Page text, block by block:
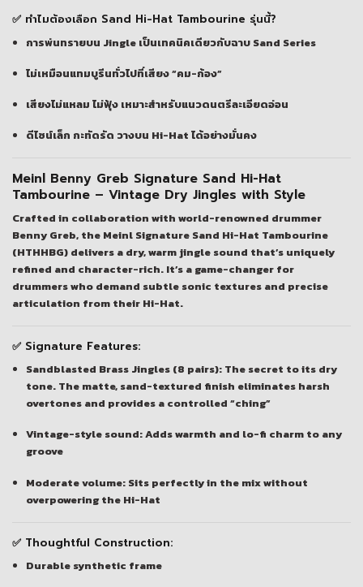
✅ ทำไมต้องเลือก Sand Hi-Hat Tambourine รุ่นนี้?
การพ่นทรายบน Jingle เป็นเทคนิคเดียวกับฉาบ Sand Series
ไม่เหมือนแทมบูรีนทั่วไปที่เสียง “คม-ก้อง”
เสียงไม่แหลม ไม่ฟุ้ง เหมาะสำหรับแนวดนตรีละเอียดอ่อน
ดีไซน์เล็ก กะทัดรัด วางบน Hi-Hat ได้อย่างมั่นคง
Meinl Benny Greb Signature Sand Hi-Hat
Tambourine – Vintage Dry Jingles with Style
Crafted in collaboration with world-renowned drummer
Benny Greb, the Meinl Signature Sand Hi-Hat Tambourine
(HTHHBG) delivers a dry, warm jingle sound that’s uniquely
refined and character-rich. It’s a game-changer for
drummers who demand subtle sonic textures and precise
articulation from their Hi-Hat.
✅ Signature Features:
Sandblasted Brass Jingles (8 pairs): The secret to its dry
tone. The matte, sand-textured finish eliminates harsh
overtones and provides a controlled “ching”
Vintage-style sound:Adds warmth and lo-fi charm to any
groove
Moderate volume: Sits perfectly in the mix without
overpowering the Hi-Hat
✅ Thoughtful Construction:
Durable synthetic frame